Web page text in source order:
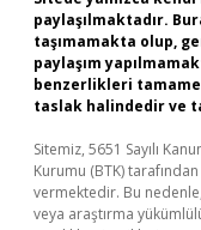
paylaşılmaktadır.
taşımamakta olup,
paylaşım
benzerlikleri
taslak halindedir ve
Sitemiz, 5651 Sayılı
Kurumu (BTK)
vermektedir. Bu
veya araştırma